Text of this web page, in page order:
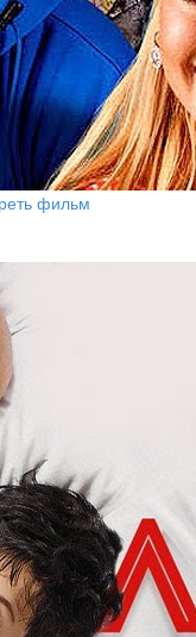
фильм